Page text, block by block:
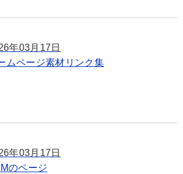
年03月17日
ムページ素材リンク集
年03月17日
のページ